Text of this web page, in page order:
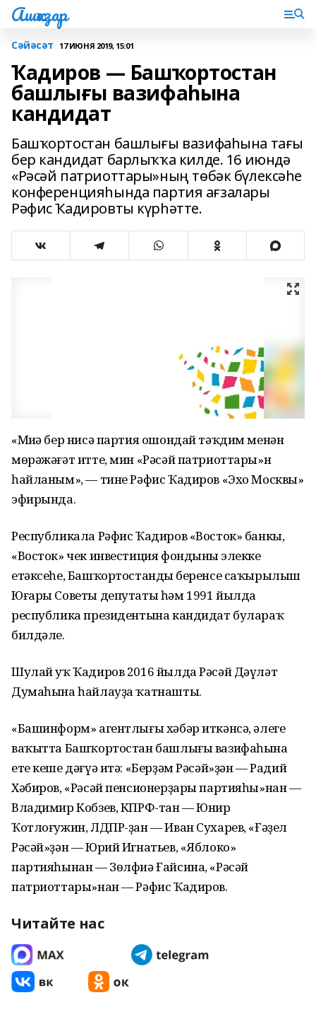
Ашҡаҙар
Сәйәсәт 17 ИЮНЯ 2019, 15:01
Ҡадиров — Башҡортостан
башлығы вазифаһына
кандидат
Башҡортостан башлығы вазифаһына тағы
бер кандидат барлыҡҡа килде. 16 июндә
«Рәсәй патриоттары»ның төбәк бүлексәһе
конференцияһында партия ағзалары
Рәфис Ҡадировты күрһәтте.
«Миңә бер нисә партия ошондай тәҡдим менән
мөрәжәғәт итте, мин «Рәсәй патриоттары»н
һайланым», — тине Рәфис Ҡадиров «Эхо Москвы»
эфирында.
Республикала Рәфис Ҡадиров «Восток» банкы,
«Восток» чек инвестиция фондының элекке
етәксеһе, Башҡортостандың беренсе саҡырылыш
Юғары Советы депутаты һәм 1991 йылда
республика президентына кандидат булараҡ
билдәле.
Шулай уҡ Ҡадиров 2016 йылда Рәсәй Дәүләт
Думаһына һайлауҙа ҡатнашты.
«Башинформ» агентлығы хәбәр иткәнсә, әлеге
ваҡытта Башҡортостан башлығы вазифаһына
ете кеше дәғүә итә: «Берҙәм Рәсәй»ҙән — Радий
Хәбиров, «Рәсәй пенсионерҙары партияһы»нан —
Владимир Кобзев, КПРФ-тан — Юнир
Ҡотлоғужин, ЛДПР-ҙан — Иван Сухарев, «Ғәҙел
Рәсәй»ҙән — Юрий Игнатьев, «Яблоко»
партияһынан — Зөлфиә Ғайсина, «Рәсәй
патриоттары»нан — Рәфис Ҡадиров.
Читайте нас